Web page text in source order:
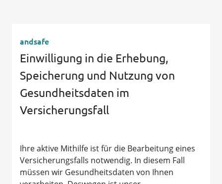
andsafe
Einwilligung in die Erhebung,
Speicherung und Nutzung von
Gesundheitsdaten im
Versicherungsfall
Ihre aktive Mithilfe ist für die Bearbeitung eines
Versicherungsfalls notwendig. In diesem Fall
müssen wir Gesundheitsdaten von Ihnen